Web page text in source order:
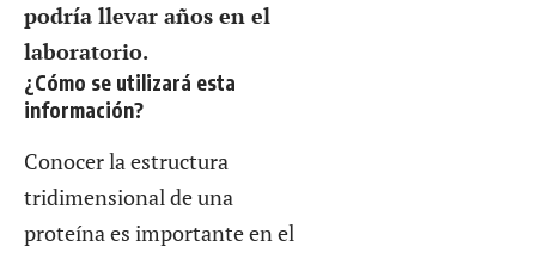
podría llevar años en el
laboratorio.
¿Cómo se utilizará esta
información?
Conocer la estructura
tridimensional de una
proteína es importante en el